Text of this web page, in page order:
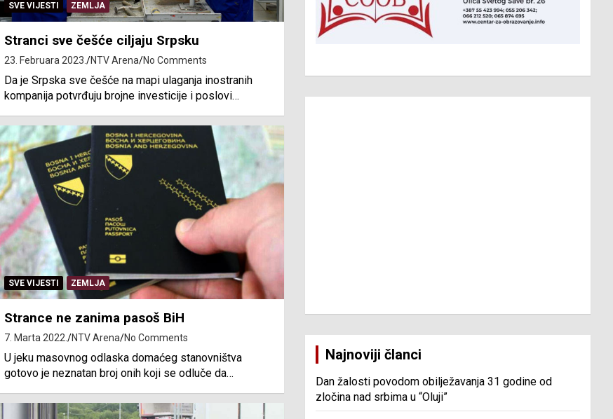
SVE VIJESTI ZEMLJA
Stranci sve češće ciljaju Srpsku
23. Februara 2023. NTV Arena No Comments
Da je Srpska sve češće na mapi ulaganja inostranih
kompanija potvrđuju brojne investicije i poslovi…
SVE VIJESTI ZEMLJA
Strance ne zanima pasoš BiH
7. Marta 2022. NTV Arena No Comments
U jeku masovnog odlaska domaćeg stanovništva
gotovo je neznatan broj onih koji se odluče da…
Najnoviji članci
Dan žalosti povodom obilježavanja 31 godine od
zločina nad srbima u “Oluji”